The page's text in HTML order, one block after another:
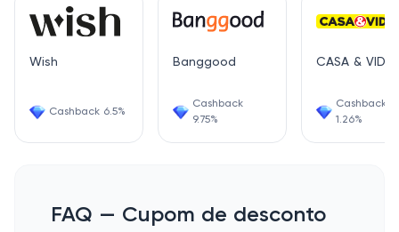
Wish
Cashback 6.5%
Banggood
Cashback
9.75%
CASA &
Cashback
1.26%
FAQ — Cupom de desconto